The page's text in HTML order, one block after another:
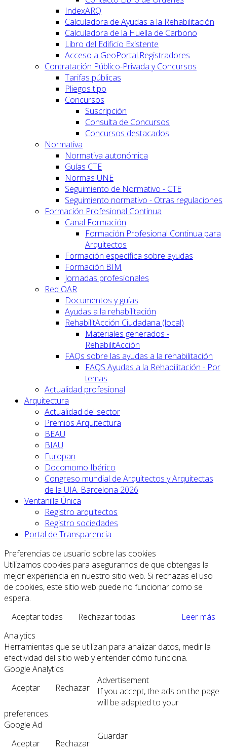
IndexARQ
Calculadora de Ayudas a la Rehabilitación
Calculadora de la Huella de Carbono
Libro del Edificio Existente
Acceso a GeoPortal.Registradores
Contratación Público-Privada y Concursos
Tarifas públicas
Pliegos tipo
Concursos
Suscripción
Consulta de Concursos
Concursos destacados
Normativa
Normativa autonómica
Guías CTE
Normas UNE
Seguimiento de Normativo - CTE
Seguimiento normativo - Otras regulaciones
Formación Profesional Continua
Canal Formación
Formación Profesional Continua para
Arquitectos
Formación específica sobre ayudas
Formación BIM
Jornadas profesionales
Red OAR
Documentos y guías
Ayudas a la rehabilitación
RehabilitAcción Ciudadana (local)
Materiales generados -
RehabilitAcción
FAQs sobre las ayudas a la rehabilitación
FAQS Ayudas a la Rehabilitación - Por
temas
Actualidad profesional
Arquitectura
Actualidad del sector
Premios Arquitectura
BEAU
BIAU
Europan
Docomomo Ibérico
Congreso mundial de Arquitectos y Arquitectas
de la UIA. Barcelona 2026
Ventanilla Única
Registro arquitectos
Registro sociedades
Portal de Transparencia
Preferencias de usuario sobre las cookies
Utilizamos cookies para asegurarnos de que obtengas la
mejor experiencia en nuestro sitio web. Si rechazas el uso
de cookies, este sitio web puede no funcionar como se
espera.
Aceptar todas
Rechazar todas
Leer más
Analytics
Herramientas que se utilizan para analizar datos, medir la
efectividad del sitio web y entender cómo funciona.
Google Analytics
Aceptar
Rechazar
Advertisement
If you accept, the ads on the page
will be adapted to your
preferences.
Google Ad
Aceptar
Rechazar
Guardar